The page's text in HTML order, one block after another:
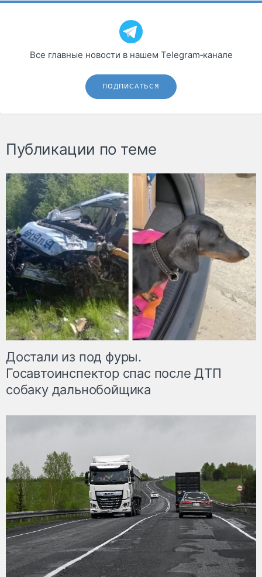
Все главные новости в нашем Telegram‑канале
ПОДПИСАТЬСЯ
Публикации по теме
Достали из под фуры.
Госавтоинспектор спас после ДТП
собаку дальнобойщика